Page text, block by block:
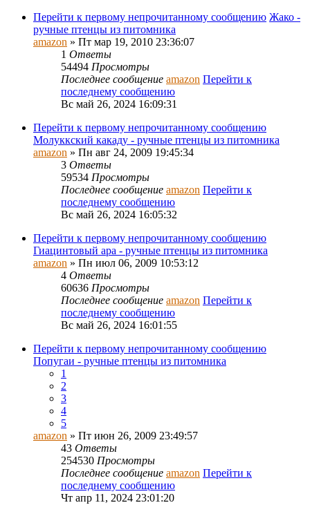
Перейти к первому непрочитанному сообщению Жако -
ручные птенцы из питомника
amazon » Пт мар 19, 2010 23:36:07
1 Ответы
54494 Просмотры
Последнее сообщение amazon Перейти к
последнему сообщению
Вс май 26, 2024 16:09:31
Перейти к первому непрочитанному сообщению
Молуккский какаду - ручные птенцы из питомника
amazon » Пн авг 24, 2009 19:45:34
3 Ответы
59534 Просмотры
Последнее сообщение amazon Перейти к
последнему сообщению
Вс май 26, 2024 16:05:32
Перейти к первому непрочитанному сообщению
Гиацинтовый ара - ручные птенцы из питомника
amazon » Пн июл 06, 2009 10:53:12
4 Ответы
60636 Просмотры
Последнее сообщение amazon Перейти к
последнему сообщению
Вс май 26, 2024 16:01:55
Перейти к первому непрочитанному сообщению
Попугаи - ручные птенцы из питомника
1
2
3
4
5
amazon » Пт июн 26, 2009 23:49:57
43 Ответы
254530 Просмотры
Последнее сообщение amazon Перейти к
последнему сообщению
Чт апр 11, 2024 23:01:20